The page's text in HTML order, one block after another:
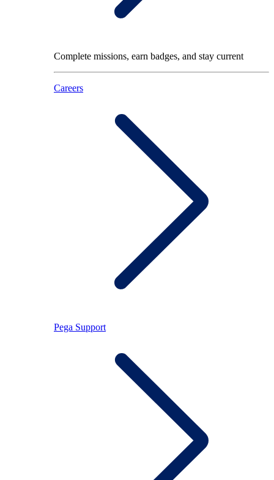
Complete missions, earn badges, and stay current
Careers
Pega Support